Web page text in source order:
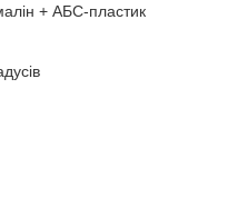
+ АБС-пластик